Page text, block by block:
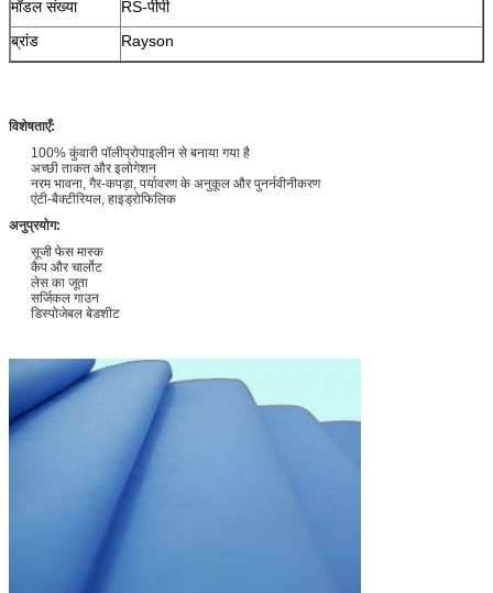
मॉडल संख्या
RS-पीपी
ब्रांड
Rayson
विशेषताएँ:
100% कुंवारी पॉलीप्रोपाइलीन से बनाया गया है
अच्छी ताकत और इलोगेशन
नरम भावना, गैर-कपड़ा, पर्यावरण के अनुकूल और पुनर्नवीनीकरण
एंटी-बैक्टीरियल, हाइड्रोफिलिक
अनुप्रयोग:
सूजी फेस मास्क
कैप और चार्लोट
लेस का जूता
सर्जिकल गाउन
डिस्पोजेबल बेडशीट